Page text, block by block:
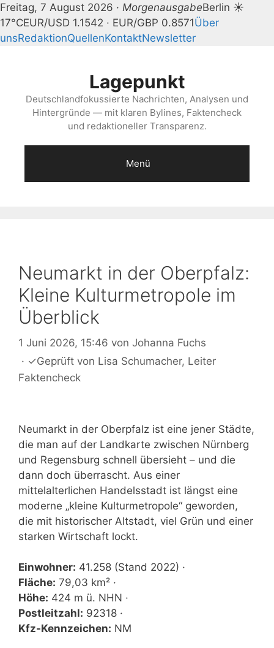
Freitag, 7 August 2026 · MorgenausgabeBerlin ☀
17°CEUR/USD 1.1542 · EUR/GBP 0.8571Über
unsRedaktionQuellenKontaktNewsletter
Lagepunkt
Deutschlandfokussierte Nachrichten, Analysen und
Hintergründe — mit klaren Bylines, Faktencheck
und redaktioneller Transparenz.
Menü
Neumarkt in der Oberpfalz:
Kleine Kulturmetropole im
Überblick
1 Juni 2026, 15:46 von Johanna Fuchs
· ✓Geprüft von Lisa Schumacher, Leiter
Faktencheck
Neumarkt in der Oberpfalz ist eine jener Städte,
die man auf der Landkarte zwischen Nürnberg
und Regensburg schnell übersieht – und die
dann doch überrascht. Aus einer
mittelalterlichen Handelsstadt ist längst eine
moderne „kleine Kulturmetropole“ geworden,
die mit historischer Altstadt, viel Grün und einer
starken Wirtschaft lockt.
Einwohner: 41.258 (Stand 2022) ·
Fläche: 79,03 km² ·
Höhe: 424 m ü. NHN ·
Postleitzahl: 92318 ·
Kfz-Kennzeichen: NM